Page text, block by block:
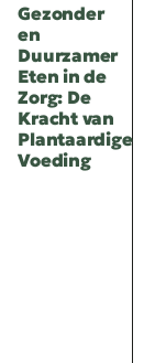
Gezonder
en
Duurzamer
Eten in de
Zorg: De
Kracht van
Plantaardige
Voeding